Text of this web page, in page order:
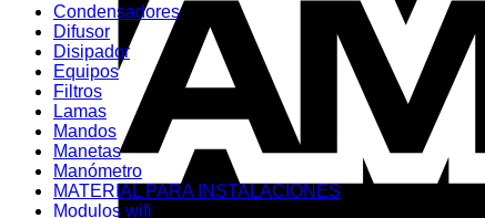
Condensadores
Difusor
Disipador
Equipos
Filtros
Lamas
Mandos
Manetas
Manómetro
MATERIAL PARA INSTALACIONES
Modulos wifi